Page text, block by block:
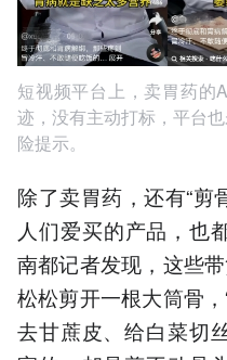
短视频平台上，卖胃药的
迹，没有主动打标，平台
险提示。
除了卖胃药，还有“剪
人们爱买的产品，也
南都记者发现，这些
松松剪开一根大筒骨
去甘蔗皮、给白菜切